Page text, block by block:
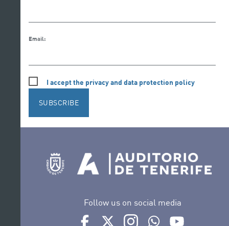
Email:
I accept the privacy and data protection policy
SUBSCRIBE
Follow us on social media
Ir a perfil de Auditorio de Tenerife en
Ir a perfil de Auditorio de Tenerife
Ir a perfil de Auditorio de
Ir al Boletín